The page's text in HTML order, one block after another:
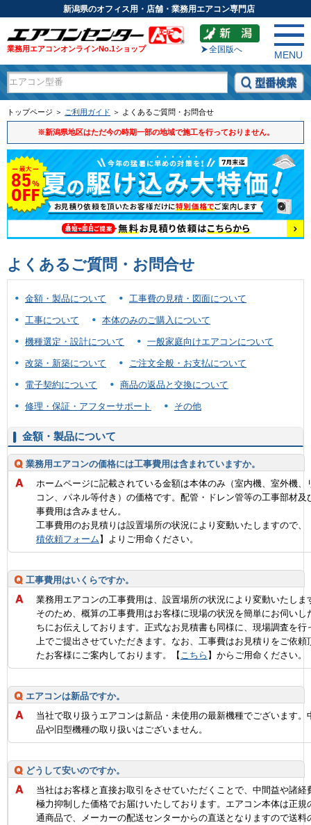
新潟県のオフィス用・店舗・業務用エアコン専門店
業務用エアコンオンラインNo.1ショップ 全国版へ
MENU
トップページ ＞ ご利用ガイド ＞ よくあるご質問・お問合せ
※新潟県地区はただ今の時期一部の地域で施工を行っておりません。
よくあるご質問・お問合せ
金額・製品について 工事費の見積・図面について
工事について 本体のみのご購入について
機種選定・設計について 一般家庭向けエアコンについて
改築・新築について ご注文全般・お支払について
電子契約について 商品の返品と交換について
修理・保証・アフターサポート その他
金額・製品について
業務用エアコンの価格には工事費用は含まれていますか。
ホームページに記載されている金額は本体のみ（室内機、室外機、
コン、パネル等付き）の価格です。配管・ドレン管等の工事部材及
事費用は含みません。
工事費用のお見積りは設置場所の状況により変動いたしますので、
積依頼フォーム】よりご用命ください。
工事費用はいくらですか。
業務用エアコンの工事費用は、設置場所の状況により変動いたしま
そのため、概算の工事費用はお客様に現場の状況を簡単にお伺いし
ちにお伝えしております。正式なお見積書も同様に、現場調査を行
上でご提出させていただきます。なお、工事費はお見積りをご依頼
たお客様にご案内しております。【 こちら 】からご用命ください。
エアコンは新品ですか。
当社で取り扱うエアコンは新品・未使用の最新機種でございます。
品や旧型機種の取り扱いはございません。
どうして安いのですか。
当社はお客様と直接お取引をさせていただくことで、中間益や諸経
極力抑制した価格でお届けいたしております。エアコン本体は正規
通商品で、メーカーの配送センターからの直送となりますので送料